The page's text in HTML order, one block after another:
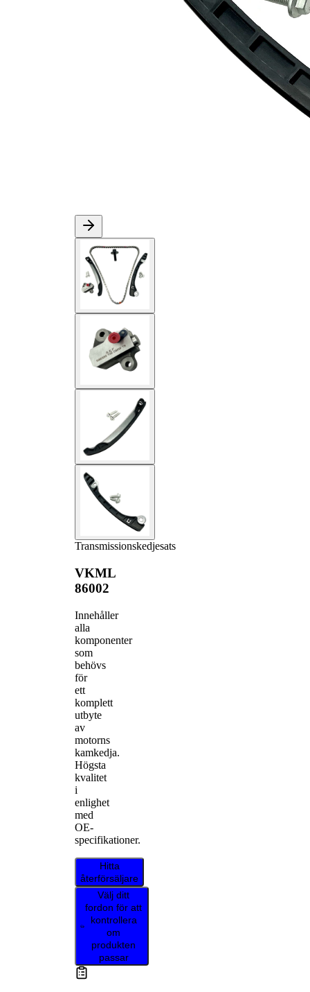
Transmissionskedjesats
VKML
86002
Innehåller
alla
komponenter
som
behövs
för
ett
komplett
utbyte
av
motorns
kamkedja.
Högsta
kvalitet
i
enlighet
med
OE-
specifikationer.
Hitta
återförsäljare
Välj ditt
fordon för att
kontrollera
om
produkten
passar